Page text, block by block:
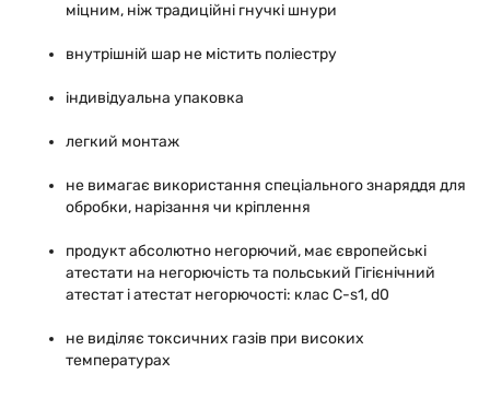
міцним, ніж традиційні гнучкі шнури
внутрішній шар не містить поліестру
індивідуальна упаковка
легкий монтаж
не вимагає використання спеціального знаряддя для
обробки, нарізання чи кріплення
продукт абсолютно негорючий, має європейські
атестати на негорючість та польський Гігієнічний
атестат і атестат негорючості: клас С-s1, d0
не виділяє токсичних газів при високих
температурах